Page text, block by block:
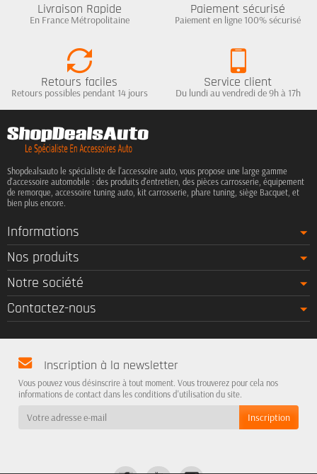
Livraison Rapide
En France Métropolitaine
Paiement sécurisé
Paiement en ligne 100% sécurisé
Retours faciles
Retours possibles pendant 14 jours
Service client
Du lundi au vendredi de 9h à 17h
Shopdealsauto le spécialiste de l'accessoire auto, vous propose une large gamme
d'accessoire automobile : des produits d'entretien, des pièces carrosserie, équipement
de remorque, accessoire tuning auto, kit carrosserie, phare tuning, siège Bacquet, et
bien plus encore.
Informations
Nos produits
Notre société
Contactez-nous
Inscription à la newsletter
Vous pouvez vous désinscrire à tout moment. Vous trouverez pour cela nos
informations de contact dans les conditions d'utilisation du site.